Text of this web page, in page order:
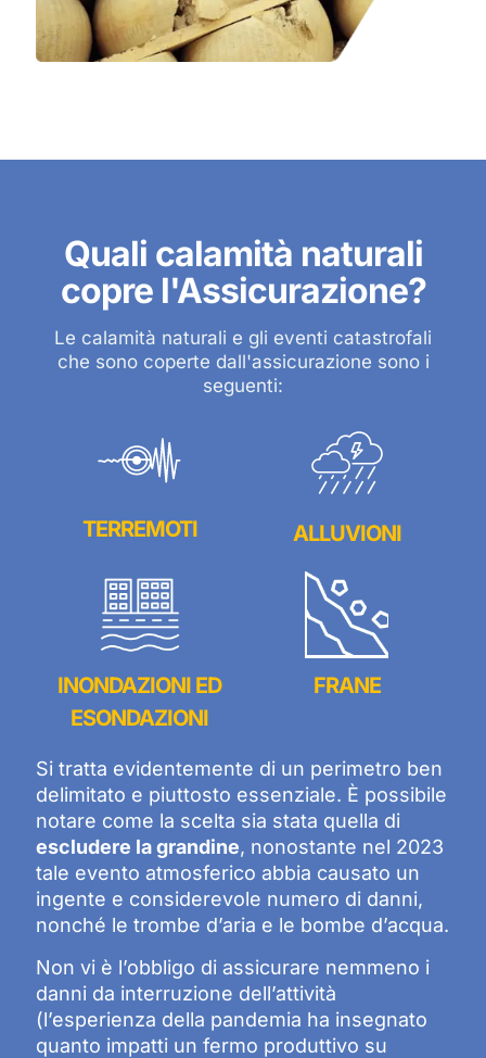
Quali calamità naturali
copre l'Assicurazione?
Le calamità naturali e gli eventi catastrofali
che sono coperte dall'assicurazione sono i
seguenti:
TERREMOTI ALLUVIONI
INONDAZIONI ED
ESONDAZIONI
FRANE
Si tratta evidentemente di un perimetro ben
delimitato e piuttosto essenziale. È possibile
notare come la scelta sia stata quella di
escludere la grandine, nonostante nel 2023
tale evento atmosferico abbia causato un
ingente e considerevole numero di danni,
nonché le trombe d’aria e le bombe d’acqua.
Non vi è l’obbligo di assicurare nemmeno i
danni da interruzione dell’attività
(l’esperienza della pandemia ha insegnato
quanto impatti un fermo produttivo su